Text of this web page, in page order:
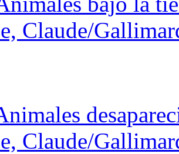
Claude/
Claude/